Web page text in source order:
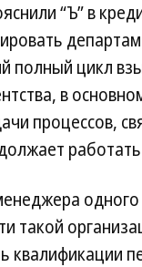
“Ъ” в
полный цикл
в
процессов,
одного
такой
квалификации